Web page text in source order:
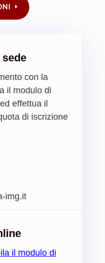
con la
il modulo di
effettua il
di iscrizione
img.it
il modulo di